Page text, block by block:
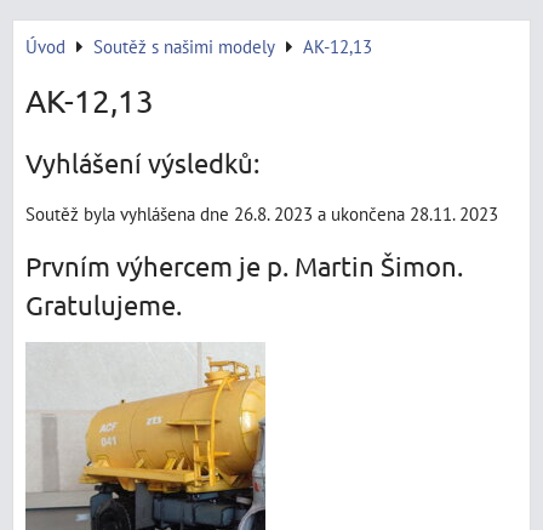
Úvod Soutěž s našimi modely AK-12,13
AK-12,13
Vyhlášení výsledků:
Soutěž byla vyhlášena dne 26.8. 2023 a ukončena 28.11. 2023
Prvním výhercem je p. Martin Šimon.
Gratulujeme.